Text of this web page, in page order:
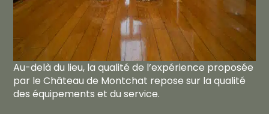
Au-delà du lieu, la qualité de l’expérience proposée
par le Château de Montchat repose sur la qualité
des équipements et du service.